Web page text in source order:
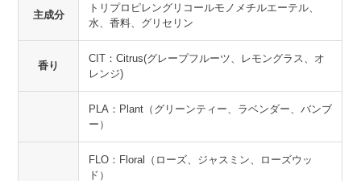
主成分
トリプロピレングリコールモノメチルエーテル、
水、香料、グリセリン
香り
CIT：Citrus(グレープフルーツ、レモングラス、オ
レンジ)
PLA：Plant（グリーンティー、ラベンダー、バンブ
ー）
FLO：Floral（ローズ、ジャスミン、ローズウッ
ド）